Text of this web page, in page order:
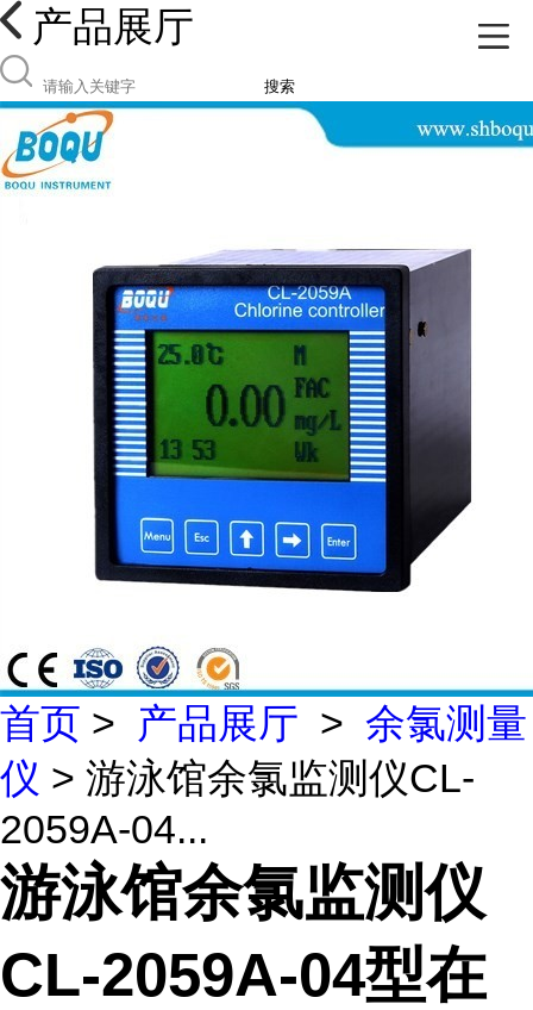
产品展厅
搜索
首页 > 产品展厅 > 余氯测量
仪 > 游泳馆余氯监测仪CL-
2059A-04...
游泳馆余氯监测仪
CL-2059A-04型在